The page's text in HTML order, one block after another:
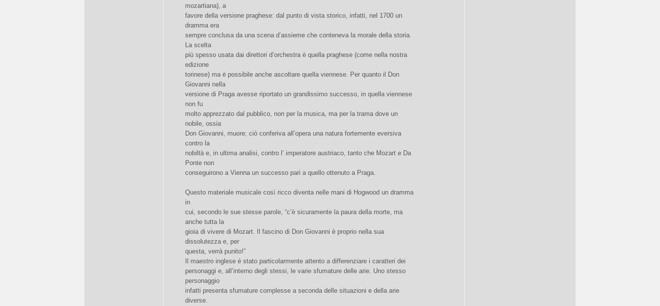
mozartiana), a
favore della versione praghese: dal punto di vista storico, infatti, nel 1700 un
dramma era
sempre conclusa da una scena d’assieme che conteneva la morale della storia.
La scelta
più spesso usata dai direttori d’orchestra è quella praghese (come nella nostra
edizione
torinese) ma è possibile anche ascoltare quella viennese. Per quanto il Don
Giovanni nella
versione di Praga avesse riportato un grandissimo successo, in quella viennese
non fu
molto apprezzato dal pubblico, non per la musica, ma per la trama dove un
nobile, ossia
Don Giovanni, muore; ciò conferiva all’opera una natura fortemente eversiva
contro la
nobiltà e, in ultima analisi, contro l’ imperatore austriaco, tanto che Mozart e Da
Ponte non
conseguirono a Vienna un successo pari a quello ottenuto a Praga.
Questo materiale musicale così ricco diventa nelle mani di Hogwood un dramma
in
cui, secondo le sue stesse parole, “c’è sicuramente la paura della morte, ma
anche tutta la
gioia di vivere di Mozart. Il fascino di Don Giovanni è proprio nella sua
dissolutezza e, per
questa, verrà punito!”
Il maestro inglese è stato particolarmente attento a differenziare i caratteri dei
personaggi e, all’interno degli stessi, le varie sfumature delle arie. Uno stesso
personaggio
infatti presenta sfumature complesse a seconda delle situazioni e della arie
diverse.